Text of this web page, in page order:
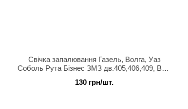
Свічка запалювання Газель, Волга, Уаз
Соболь Рута Бізнес ЗМЗ дв.405,406,409, ВАЗ
130 грн/шт.